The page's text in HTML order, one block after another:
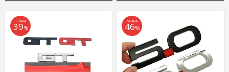
SPARA
39%
SPARA
46%